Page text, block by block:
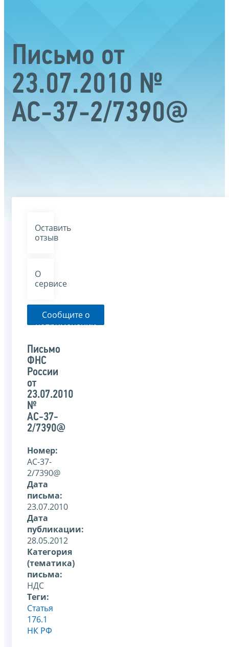
Письмо от
23.07.2010 №
АС-37-2/7390@
Оставить
отзыв
О
сервисе
Сообщите о
неприменении
органом
указанного
письма
Письмо
ФНС
России
от
23.07.2010
№
АС-37-
2/7390@
Номер:
АС-37-
2/7390@
Дата
письма:
23.07.2010
Дата
публикации:
28.05.2012
Категория
(тематика)
письма:
НДС
Теги:
Статья
176.1
НК РФ